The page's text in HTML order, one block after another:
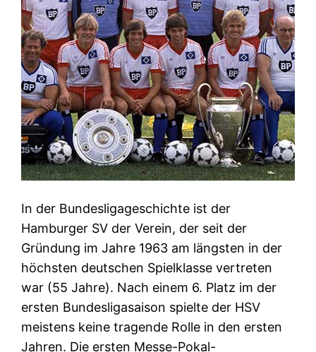
In der Bundesligageschichte ist der
Hamburger SV der Verein, der seit der
Gründung im Jahre 1963 am längsten in der
höchsten deutschen Spielklasse vertreten
war (55 Jahre). Nach einem 6. Platz im der
ersten Bundesligasaison spielte der HSV
meistens keine tragende Rolle in den ersten
Jahren. Die ersten Messe-Pokal-